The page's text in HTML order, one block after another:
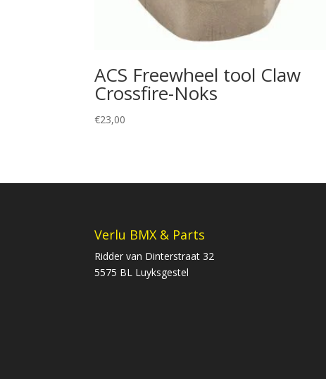
ACS Freewheel tool Claw
Crossfire-Noks
€23,00
Verlu BMX & Parts
Ridder van Dinterstraat 32
5575 BL Luyksgestel